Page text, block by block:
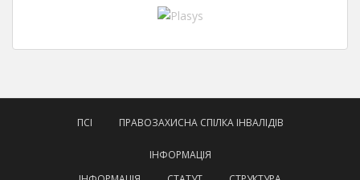
ПСІ ПРАВОЗАХИСНА СПІЛКА ІНВАЛІДІВ
ІНФОРМАЦІЯ